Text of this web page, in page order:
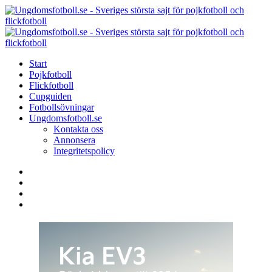
Menu
Search
Menu
Start
Pojkfotboll
Flickfotboll
Cupguiden
Fotbollsövningar
Ungdomsfotboll.se
Kontakta oss
Annonsera
Integritetspolicy